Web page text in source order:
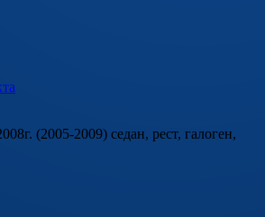
(2005-2009) седан, рест, галоген,